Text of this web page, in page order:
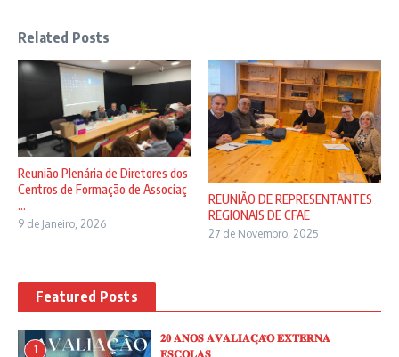
Related Posts
Reunião Plenária de Diretores dos
Centros de Formação de Associaç
...
9 de Janeiro, 2026
REUNIÃO DE REPRESENTANTES
REGIONAIS DE CFAE
27 de Novembro, 2025
Featured Posts
1
𝟐𝟎 𝐀𝐍𝐎𝐒 𝐀𝐕𝐀𝐋𝐈𝐀𝐂̧𝐀̃𝐎 𝐄𝐗𝐓𝐄𝐑𝐍𝐀
𝐄𝐒𝐂𝐎𝐋𝐀𝐒